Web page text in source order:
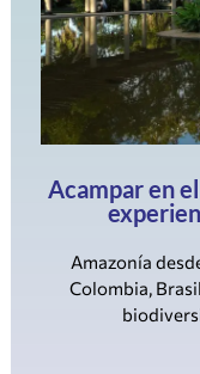
Acampar en
Amazonía
Colombia,